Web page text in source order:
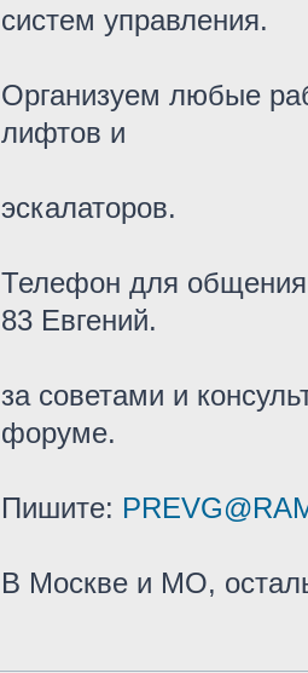
систем управления.
Организуем любые
лифтов и
эскалаторов.
Телефон для общения
83 Евгений.
за советами и
форуме.
Пишите:
В Москве и МО,